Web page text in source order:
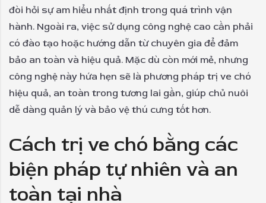
đòi hỏi sự am hiểu nhất định trong quá trình vận
hành. Ngoài ra, việc sử dụng công nghệ cao cần phải
có đào tạo hoặc hướng dẫn từ chuyên gia để đảm
bảo an toàn và hiệu quả. Mặc dù còn mới mẻ, nhưng
công nghệ này hứa hẹn sẽ là phương pháp trị ve chó
hiệu quả, an toàn trong tương lai gần, giúp chủ nuôi
dễ dàng quản lý và bảo vệ thú cưng tốt hơn.
Cách trị ve chó bằng các
biện pháp tự nhiên và an
toàn tại nhà